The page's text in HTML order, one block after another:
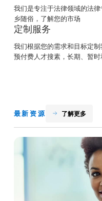
我们是专注于法律领域的法
乡随俗，了解您的市场
定制服务
我们根据您的需求和目标定
预付费人才搜素，长期、暂
最新资源 了解更多